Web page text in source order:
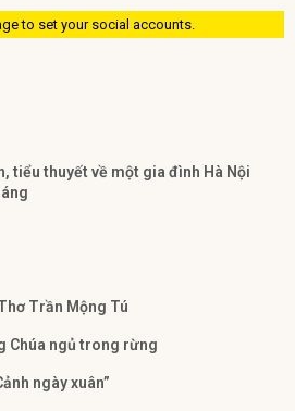
to set your social accounts.
tiểu thuyết về một gia đình Hà Nội
Trần Mộng Tú
Chúa ngủ trong rừng
ngày xuân”